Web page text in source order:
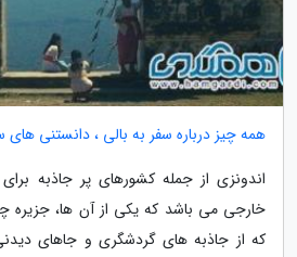
همه چیز درباره سفر به بالی ، دانستنی های
اندونزی از جمله کشورهای پر جاذبه
که از جاذبه های گردشگری و جاهای